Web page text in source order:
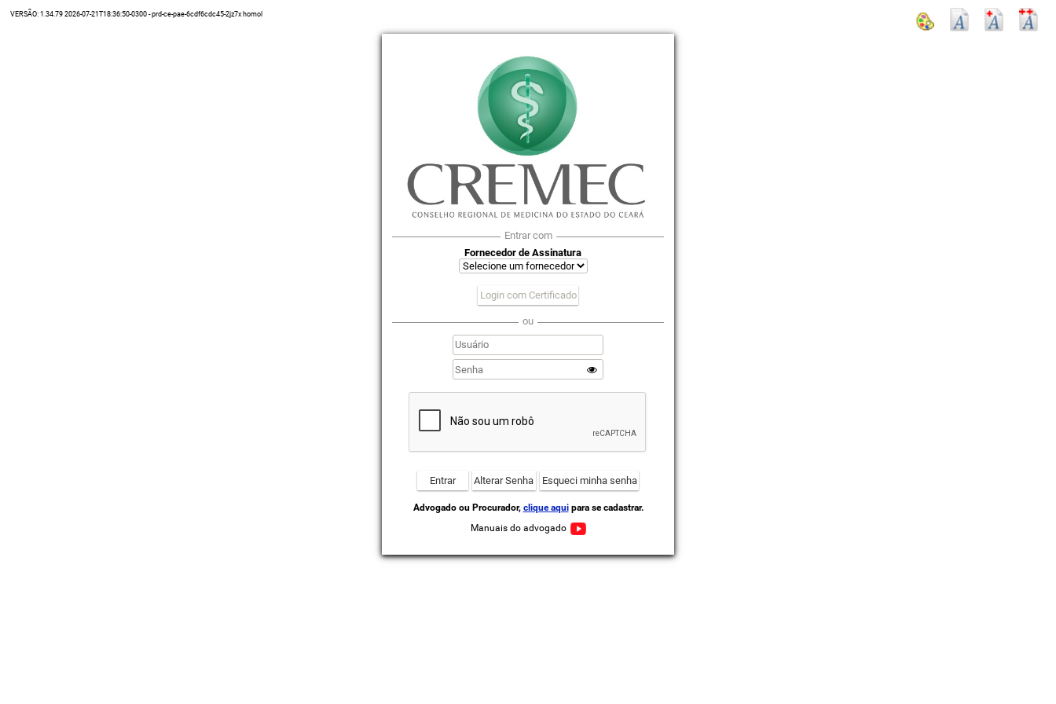
VERSÃO: 1.34.79 2026-07-21T18:36:50-0300 - prd-ce-pae-6cdf6cdc45-2jz7x homol
Entrar com
Fornecedor de Assinatura
Login com Certificado
ou
Advogado ou Procurador, clique aquipara se cadastrar.
Manuais do advogado